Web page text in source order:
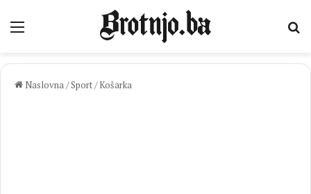
Izbornik
Naslovna/Sport/ Košarka